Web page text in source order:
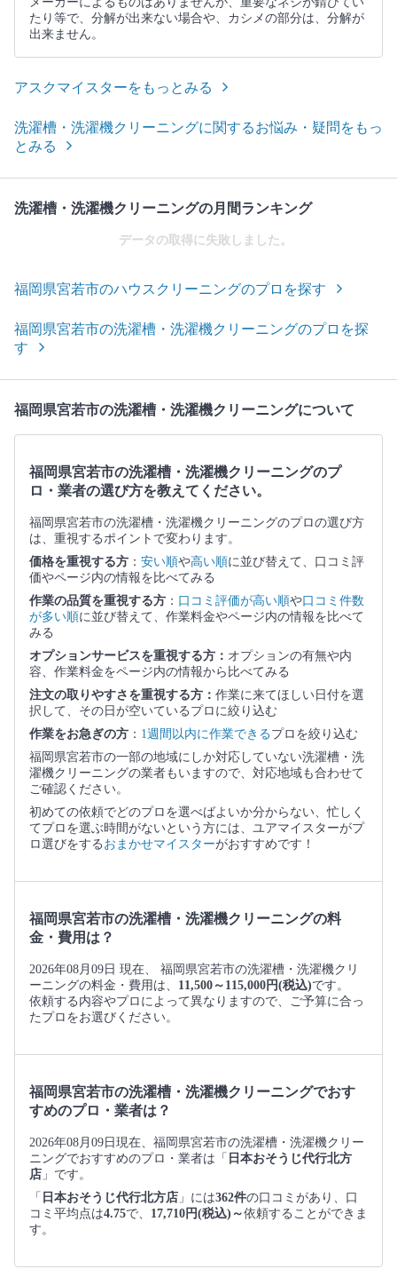
たり等で、分解が出来ない場合や、カシメの部分は、分解が
出来ません。
アスクマイスターをもっとみる
洗濯槽・洗濯機クリーニングに関するお悩み・疑問をもっ
とみる
洗濯槽・洗濯機クリーニングの月間ランキング
データの取得に失敗しました。
福岡県宮若市のハウスクリーニングのプロを探す
福岡県宮若市の洗濯槽・洗濯機クリーニングのプロを探
す
福岡県宮若市の洗濯槽・洗濯機クリーニングについて
福岡県宮若市の洗濯槽・洗濯機クリーニングのプ
ロ・業者の選び方を教えてください。
福岡県宮若市の洗濯槽・洗濯機クリーニングのプロの選び方
は、重視するポイントで変わります。
価格を重視する方 ： 安い順や高い順に並び替えて、口コミ評
価やページ内の情報を比べてみる
作業の品質を重視する方 ： 口コミ評価が高い順や口コミ件数
が多い順に並び替えて、作業料金やページ内の情報を比べて
みる
オプションサービスを重視する方： オプションの有無や内
容、作業料金をページ内の情報から比べてみる
注文の取りやすさを重視する方： 作業に来てほしい日付を選
択して、その日が空いているプロに絞り込む
作業をお急ぎの方 ： 1週間以内に作業できるプロを絞り込む
福岡県宮若市の一部の地域にしか対応していない洗濯槽・洗
濯機クリーニングの業者もいますので、対応地域も合わせて
ご確認ください。
初めての依頼でどのプロを選べばよいか分からない、忙しく
てプロを選ぶ時間がないという方には、ユアマイスターがプ
ロ選びをする おまかせマイスターがおすすめです！
福岡県宮若市の洗濯槽・洗濯機クリーニングの料
金・費用は？
2026年08月09日 現在、 福岡県宮若市の洗濯槽・洗濯機クリ
ーニングの料金・費用は、 11,500～115,000円(税込)です。
依頼する内容やプロによって異なりますので、ご予算に合っ
たプロをお選びください。
福岡県宮若市の洗濯槽・洗濯機クリーニングでおす
すめのプロ・業者は？
2026年08月09日現在、福岡県宮若市の洗濯槽・洗濯機クリー
ニングでおすすめのプロ・業者は「 日本おそうじ代行北方
店 」です。
「 日本おそうじ代行北方店 」には362件の口コミがあり、口
コミ平均点は4.75で、 17,710円(税込)～依頼することができま
す。